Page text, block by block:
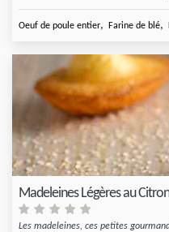
Oeuf de poule entier, Farine de blé,
Madeleines Légères au
Les madeleines, ces petites